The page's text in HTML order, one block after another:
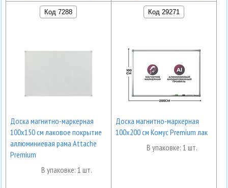
Код 7288
Доска магнитно-маркерная
100х150 см лаковое покрытие
аллюминиевая рама Attache
Premium
В упаковке: 1 шт.
Код 29271
Доска магнитно-маркерная
100х200 см Комус Premium лак
В упаковке: 1 шт.